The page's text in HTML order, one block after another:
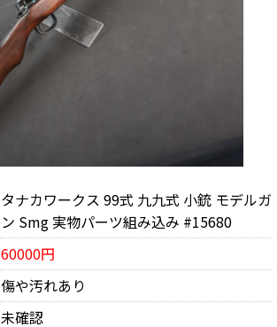
タナカワークス 99式 九九式 小銃 モデルガ
ン Smg 実物パーツ組み込み #15680
60000円
傷や汚れあり
未確認